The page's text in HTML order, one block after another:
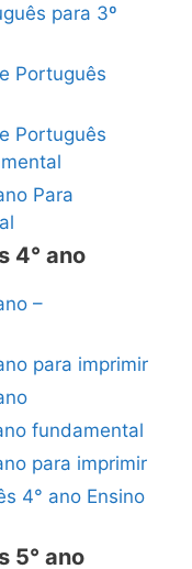
para 3º
Português
Português
Para
4° ano
–
para imprimir
fundamental
para imprimir
4° ano Ensino
5° ano